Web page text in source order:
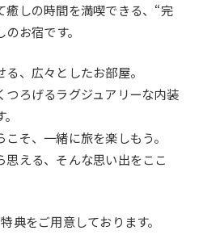
癒しの時間を満喫できる、“完
お宿です。
、広々としたお部屋。
つろげるラグジュアリーな内装
そ、一緒に旅を楽しもう。
思える、そんな思い出をここ
典をご用意しております。